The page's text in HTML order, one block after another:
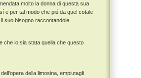
molto la donna di questa sua
e per tal modo che piú da quel cotale
suo bisogno raccontandole.
che io sia stata quella che questo
della limosina, empiutagli